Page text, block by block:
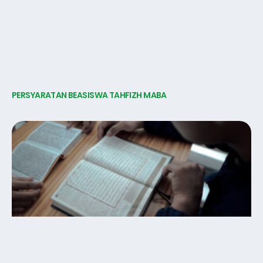
PERSYARATAN BEASISWA TAHFIZH MABA